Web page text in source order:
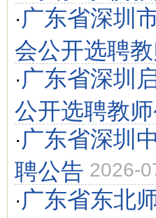
· 广东省深圳
会公开选聘
· 广东省深圳
公开选聘教
· 广东省深圳
聘公告 2026-
· 广东省东北